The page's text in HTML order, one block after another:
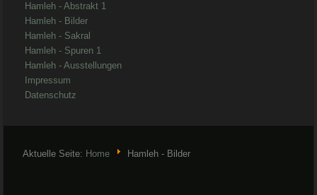
Hamleh - Abstrakt 1
Hamleh - Bilder
Hamleh - Sakral
Hamleh - Spuren 1
Hamleh - Ausstellungen
Impressum
Datenschutz
Aktuelle Seite: Home Hamleh - Bilder